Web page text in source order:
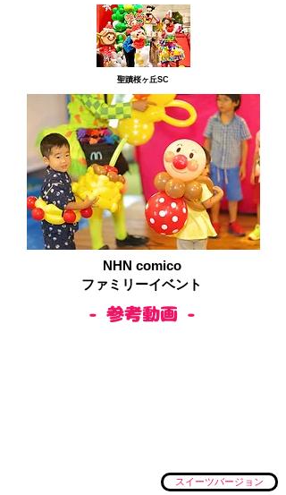
​聖蹟桜ヶ丘SC
NHN comico
ファミリーイベント
​- 参考動画 -
スイーツバージョン